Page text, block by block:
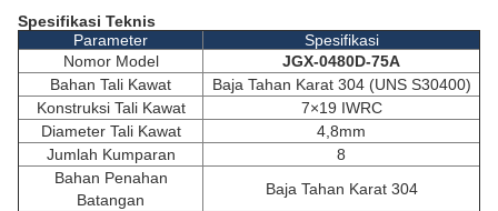
Spesifikasi Teknis
Parameter
Spesifikasi
Nomor Model
JGX-0480D-75A
Bahan Tali Kawat
Baja Tahan Karat 304 (UNS S30400)
Konstruksi Tali Kawat
7×19 IWRC
Diameter Tali Kawat
4,8mm
Jumlah Kumparan
8
Bahan Penahan
Batangan
Baja Tahan Karat 304